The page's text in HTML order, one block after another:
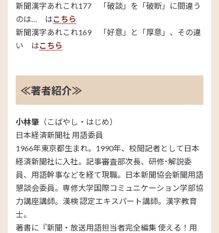
新聞漢字あれこれ177 「破談」を「破断」に間違う
のは… はこちら
新聞漢字あれこれ169 「好意」と「厚意」、その違
い はこちら
≪著者紹介≫
小林肇（こばやし・はじめ）
日本経済新聞社 用語委員
1966年東京都生まれ。 1990年、校閲記者として日本
経済新聞社に入社。記事審査部次長、研修･解説委
員、用語幹事などを経て現職。日本新聞協会新聞用語
懇談会委員。専修大学国際コミュニケーション学部協
力講座講師。漢検 認定エキスパート講師。漢字教育
士。
著書に『新聞・放送用語担当者完全編集 使える！用